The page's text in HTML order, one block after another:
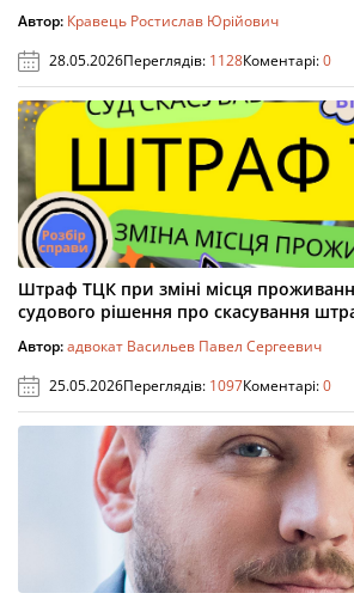
Автор: Кравець Ростислав Юрійович
28.05.2026Переглядів: 1128Коментарі:0
Штраф ТЦК при зміні місця
судового рішення про скасування
Автор:адвокат Васильев Павел Сергеевич
25.05.2026Переглядів: 1097Коментарі:0